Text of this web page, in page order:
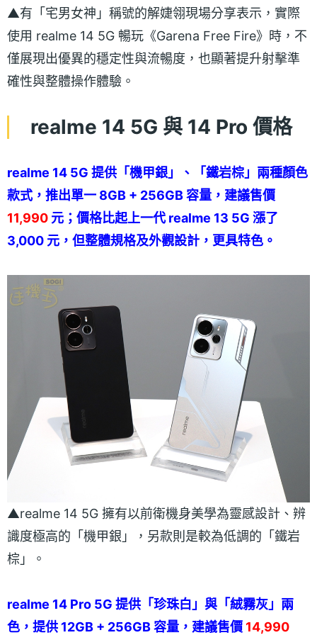
▲有「宅男女神」稱號的解婕翎現場分享表示，實際
使用 realme 14 5G 暢玩《Garena Free Fire》時，不
僅展現出優異的穩定性與流暢度，也顯著提升射擊準
確性與整體操作體驗。
realme 14 5G 與 14 Pro 價格
realme 14 5G 提供「機甲銀」、「鐵岩棕」兩種顏色
款式，推出單一 8GB + 256GB 容量，建議售價
11,990 元；價格比起上一代 realme 13 5G 漲了
3,000 元，但整體規格及外觀設計，更具特色。
▲realme 14 5G 擁有以前衛機身美學為靈感設計、辨
識度極高的「機甲銀」，另款則是較為低調的「鐵岩
棕」。
realme 14 Pro 5G 提供「珍珠白」與「絨霧灰」兩
色，提供 12GB + 256GB 容量，建議售價 14,990